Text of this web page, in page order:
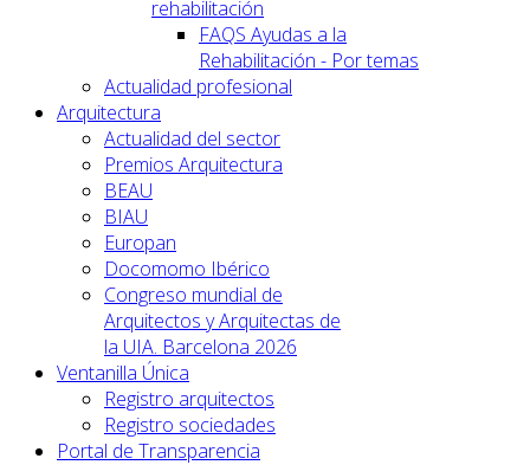
rehabilitación
FAQS Ayudas a la
Rehabilitación - Por temas
Actualidad profesional
Arquitectura
Actualidad del sector
Premios Arquitectura
BEAU
BIAU
Europan
Docomomo Ibérico
Congreso mundial de
Arquitectos y Arquitectas de
la UIA. Barcelona 2026
Ventanilla Única
Registro arquitectos
Registro sociedades
Portal de Transparencia